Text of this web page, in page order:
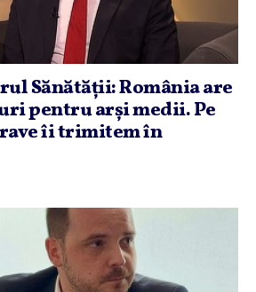
Sănătăţii: România are
pentru arşi medii. Pe
îi trimitem în